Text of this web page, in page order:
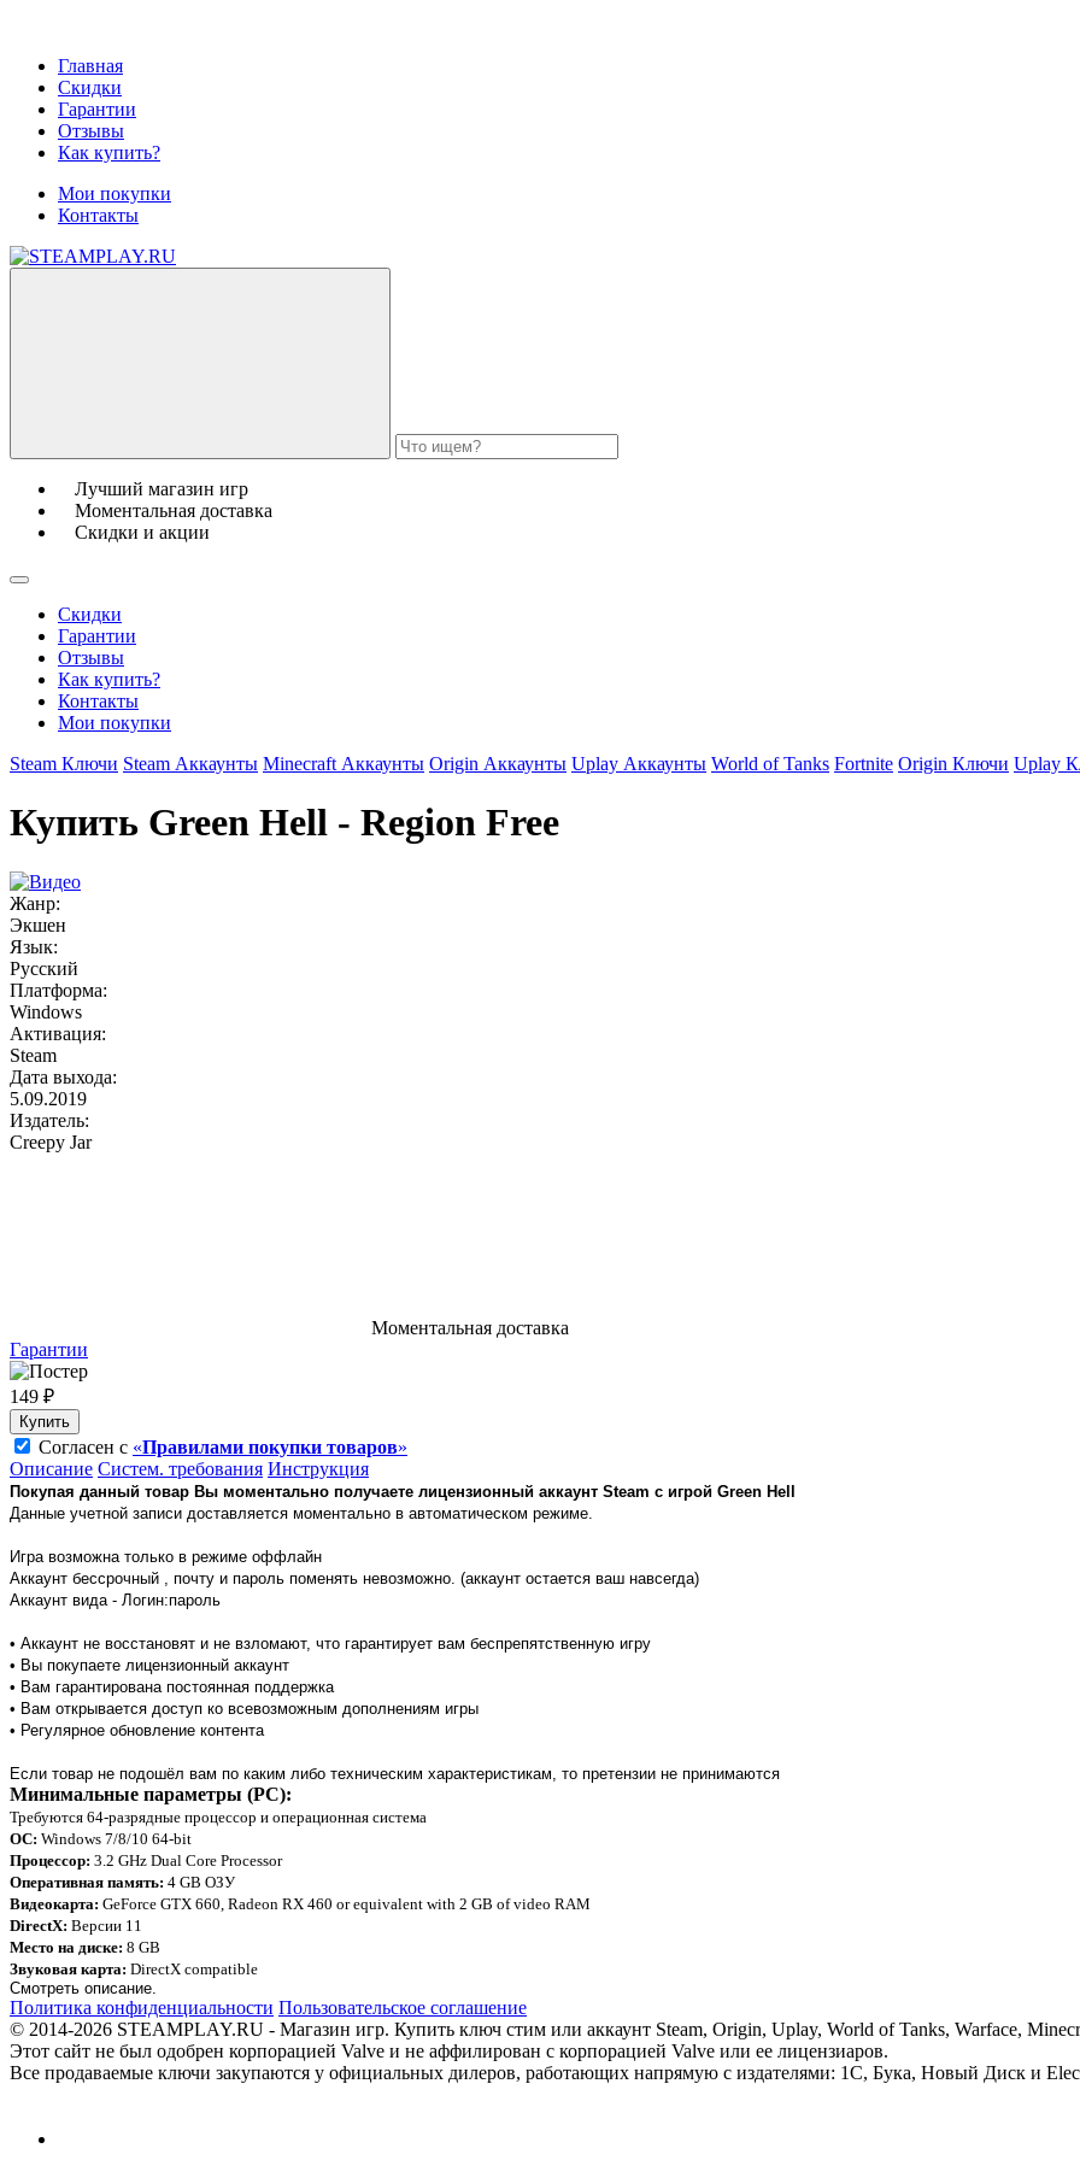
Главная
Скидки
Гарантии
Отзывы
Как купить?
Мои покупки
Контакты
Лучший магазин игр
Моментальная доставка
Скидки и акции
Скидки
Гарантии
Отзывы
Как купить?
Контакты
Мои покупки
Steam Ключи Steam Аккаунты Minecraft Аккаунты Origin Аккаунты Uplay Аккаунты World of Tanks Fortnite Origin Ключи Uplay
Купить Green Hell - Region Free
Жанр:
Экшен
Язык:
Русский
Платформа:
Windows
Активация:
Steam
Дата выхода:
5.09.2019
Издатель:
Creepy Jar
Моментальная доставка
Гарантии
149 ₽
Купить
Согласен с «Правилами покупки товаров»
Описание Систем. требования Инструкция
Покупая данный товар Вы моментально получаете лицензионный аккаунт Steam с игрой Green Hell
Данные учетной записи доставляется моментально в автоматическом режиме.
Игра возможна только в режиме оффлайн
Аккаунт бессрочный , почту и пароль поменять невозможно. (аккаунт остается ваш навсегда)
Аккаунт вида - Логин:пароль
• Аккаунт не восстановят и не взломают, что гарантирует вам беспрепятственную игру
• Вы покупаете лицензионный аккаунт
• Вам гарантирована постоянная поддержка
• Вам открывается доступ ко всевозможным дополнениям игры
• Регулярное обновление контента
Если товар не подошёл вам по каким либо техническим характеристикам, то претензии не принимаются
Минимальные параметры (PC):
Требуются 64-разрядные процессор и операционная система
ОС: Windows 7/8/10 64-bit
Процессор: 3.2 GHz Dual Core Processor
Оперативная память: 4 GB ОЗУ
Видеокарта: GeForce GTX 660, Radeon RX 460 or equivalent with 2 GB of video RAM
DirectX: Версии 11
Место на диске: 8 GB
Звуковая карта: DirectX compatible
Смотреть описание.
Политика конфиденциальности Пользовательское соглашение
© 2014-2026 STEAMPLAY.RU - Магазин игр. Купить ключ стим или аккаунт Steam, Origin, Uplay, World of Tanks, Warface,
Этот сайт не был одобрен корпорацией Valve и не аффилирован с корпорацией Valve или ее лицензиаров.
Все продаваемые ключи закупаются у официальных дилеров, работающих напрямую с издателями: 1С, Бука, Новый Диск и